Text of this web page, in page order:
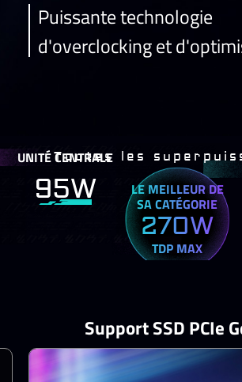
Puissante technologie
d'overclocking et
Toutes les
UNITÉ CENTRALE
95W LE MEILLEUR DE
SA CATÉGORIE
270W
TDP MAX
Mémoire DDR5